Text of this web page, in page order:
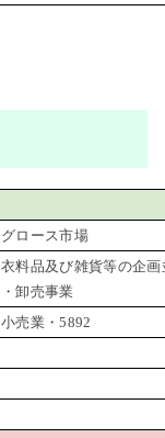
グロース市場
衣料品及び雑貨等の企
・卸売事業
小売業・5892